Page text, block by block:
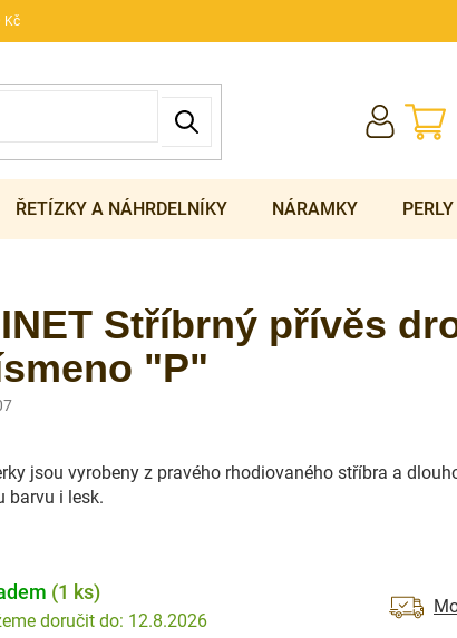
Kč
ŘETÍZKY A NÁHRDELNÍKY NÁRAMKY PERLY
jsou vyrobeny z pravého rhodiovaného stříbra a
barvu i lesk.
Stříbrný přívěs
"P"
(1 ks)
12.8.2026